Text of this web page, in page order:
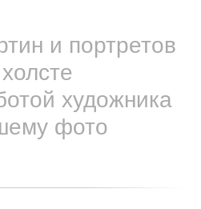
и портретов
художника
фото